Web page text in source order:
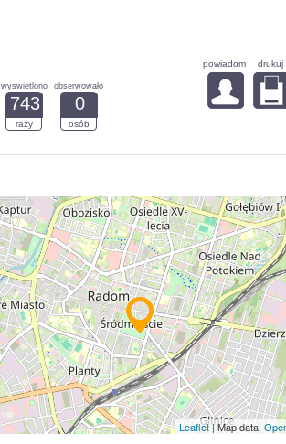
wyswietlono
743
razy
obserwowało
0
osób
powiadom drukuj
Leaflet| Map data: